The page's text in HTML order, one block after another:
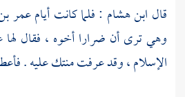
قال ابن هشام : فلما كانت أيامعمر
وهي ترى أن ضراراأخوه ، فقال لها
الإسلام ، وقد عرفت منتك عليه .